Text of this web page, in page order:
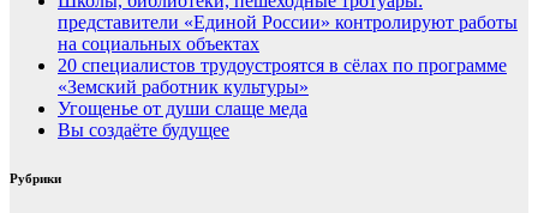
представители «Единой России» контролируют работы
на социальных объектах
20 специалистов трудоустроятся в сёлах по программе
«Земский работник культуры»
Угощенье от души слаще меда
Вы создаёте будущее
Рубрики